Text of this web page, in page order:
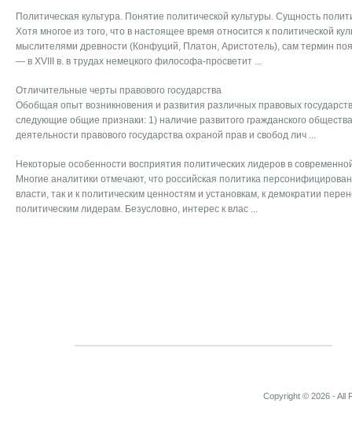
Политическая культура. Понятие политической культуры. Сущность
Хотя многое из того, что в настоящее время относится к политической
мыслителями древности (Конфуций, Платон, Аристотель), сам термин
— в XVIII в. в трудах немецкого философа-просветит ...
Отличительные черты правового государства
Обобщая опыт возникновения и развития различных правовых
следующие общие признаки: 1) наличие развитого гражданского
деятельности правового государства охраной прав и свобод лич ...
Некоторые особенности восприятия политических лидеров в
Многие аналитики отмечают, что российская политика
власти, так и к политическим ценностям и установкам, к демократии
политическим лидерам. Безусловно, интерес к влас ...
Copyright © 2026 - All